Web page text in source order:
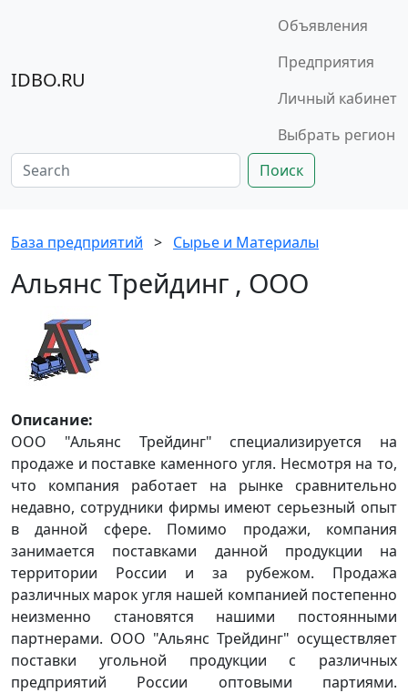
IDBO.RU
Объявления
Предприятия
Личный кабинет
Выбрать регион
Поиск
База предприятий > Сырье и Материалы
Альянс Трейдинг , ООО
Описание:
ООО "Альянс Трейдинг" специализируется на
продаже и поставке каменного угля. Несмотря на то,
что компания работает на рынке сравнительно
недавно, сотрудники фирмы имеют серьезный опыт
в данной сфере. Помимо продажи, компания
занимается поставками данной продукции на
территории России и за рубежом. Продажа
различных марок угля нашей компанией постепенно
неизменно становятся нашими постоянными
партнерами. ООО "Альянс Трейдинг" осуществляет
поставки угольной продукции c различных
предприятий России оптовыми партиями.